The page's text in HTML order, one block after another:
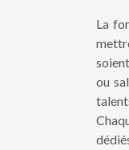
La
ou